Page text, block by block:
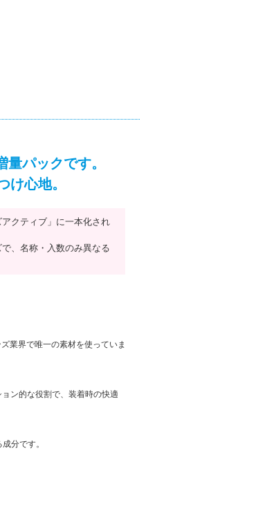
パックです。
け心地。
クティブ」に一本化され
、名称・入数のみ異なる
業界で唯一の素材を使っていま
ン的な役割で、装着時の快適
分です。